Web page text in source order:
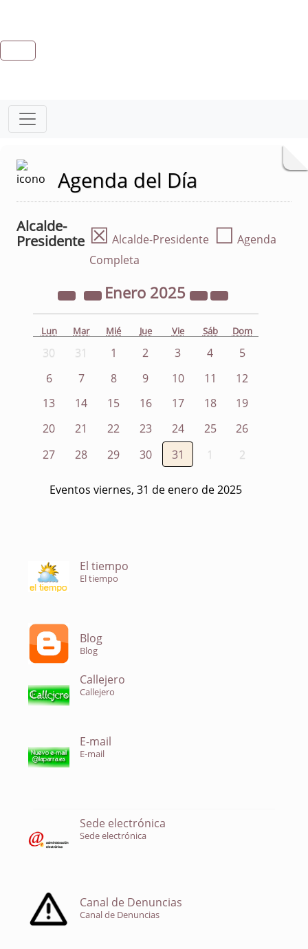
Agenda del Día
Alcalde-
Presidente ☒ Alcalde-Presidente ☐ Agenda
Completa
Enero 2025
Lun Mar Mié Jue Vie Sáb Dom
30 31 1 2 3 4
5
6
7 8 9 10 11
12
13
14 15 16 17 18
19
20
21 22 23 24 25
26
27
28 29 30 31 1 2
Eventos viernes, 31 de enero de 2025
El tiempo
El tiempo
Blog
Blog
Callejero
Callejero
E-mail
E-mail
Sede electrónica
Sede electrónica
Canal de Denuncias
Canal de Denuncias